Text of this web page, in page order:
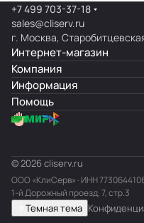
+7 499 703-37-18
sales@cliserv.ru
г. Москва,
Интернет-магазин
Компания
Информация
Помощь
© 2026 cliserv.ru
ООО «КлиСерв» · ИНН
1-й Дорожный проезд, 7, стр.3
Темная тема